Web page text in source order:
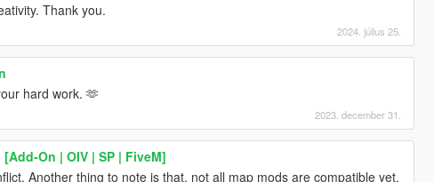
Thank you.
2024. július 25.
hard work. 🫶
2023. december 31.
On | OIV | SP | FiveM]
Another thing to note is that, not all map mods are compatible yet.